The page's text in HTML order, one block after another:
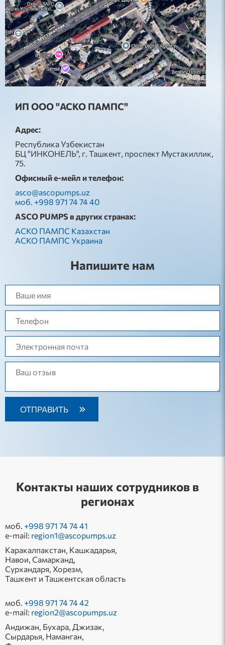
ИП ООО "АСКО ПАМПС"
Адрес:
Республика Узбекистан
БЦ "ИНКОНЕЛЬ", г. Ташкент, проспект Мустакиллик,
75.
Офисный е-мейл и телефон:
asco@ascopumps.uz
моб. +998 971 74 74 40
ASCO PUMPS в других странах:
АСКО ПАМПС Казахстан
АСКО ПАМПС Украина
Напишите нам
Контакты наших сотрудников в
регионах
моб. +998 971 74 74 41
e-mail: region1@ascopumps.uz
Каракалпакстан, Кашкадарья,
Навои, Самарканд,
Сурхандаря, Хорезм,
Ташкент и Ташкентская область
моб. +998 971 74 74 42
e-mail: region2@ascopumps.uz
Андижан, Бухара, Джизак,
Сырдарья, Наманган,